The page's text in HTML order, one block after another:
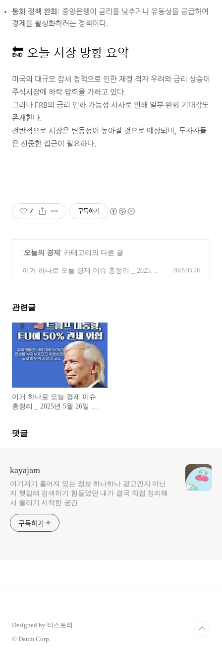
통화 정책 완화: 중앙은행이 금리를 낮추거나 유동성을 공급하여
경제를 활성화하려는 정책이다.
🔚 오늘 시장 방향 요약
미국의 대규모 감세 정책으로 인한 재정 적자 우려와 금리 상승이
주식시장에 하락 압력을 가하고 있다.
그러나 FRB의 금리 인하 가능성 시사로 인해 일부 완화 기대감도
존재한다.
전반적으로 시장은 변동성이 높아질 것으로 예상되며, 투자자들
은 신중한 접근이 필요하다.
7 구독하기
'오늘의 경제 ' 카테고리의 다른 글
이거 하나로 오늘 경제 이슈 총정리 _ 2025년
2025.05.26
관련글
이거 하나로 오늘 경제 이슈
총정리 _ 2025년 5월 26일 주
댓글
kayajam
여기저기 흩어져 있는 정보 하나하나 광고인지 아닌
지 헷갈려 검색하기 힘들었던 내가 결국 직접 정리해
서 올리기 시작한 공간
구독하기
Designed by 티스토리
© Daum Corp.